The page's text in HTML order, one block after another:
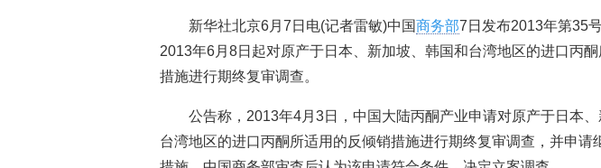
新华社北京6月7日电(记者雷敏)中国商务部7日发布2013年第35
2013年6月8日起对原产于日本、新加坡、韩国和台湾地区的进口丙
措施进行期终复审调查。
公告称，2013年4月3日，中国大陆丙酮产业申请对原产于日本
台湾地区的进口丙酮所适用的反倾销措施进行期终复审调查，并申请